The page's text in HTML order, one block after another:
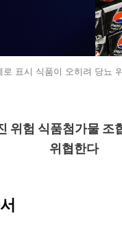
로 표시 식품이 오히려 당뇨
위험 식품첨가물 조
위협한다